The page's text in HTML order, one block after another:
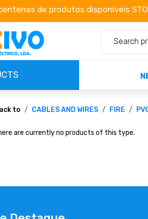
de produtos disponíveis
to CABLES AND WIRES FIRE
are currently no products of this type.